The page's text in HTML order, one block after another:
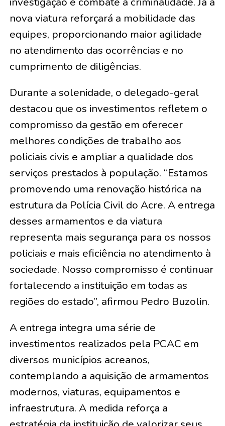
nova viatura reforçará a mobilidade das
equipes, proporcionando maior agilidade
no atendimento das ocorrências e no
cumprimento de diligências.
Durante a solenidade, o delegado-geral
destacou que os investimentos refletem o
compromisso da gestão em oferecer
melhores condições de trabalho aos
policiais civis e ampliar a qualidade dos
serviços prestados à população. “Estamos
promovendo uma renovação histórica na
estrutura da Polícia Civil do Acre. A entrega
desses armamentos e da viatura
representa mais segurança para os nossos
policiais e mais eficiência no atendimento à
sociedade. Nosso compromisso é continuar
fortalecendo a instituição em todas as
regiões do estado”, afirmou Pedro Buzolin.
A entrega integra uma série de
investimentos realizados pela PCAC em
diversos municípios acreanos,
contemplando a aquisição de armamentos
modernos, viaturas, equipamentos e
infraestrutura. A medida reforça a